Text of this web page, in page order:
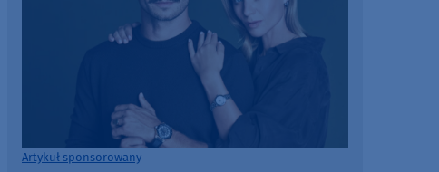
Artykuł sponsorowany